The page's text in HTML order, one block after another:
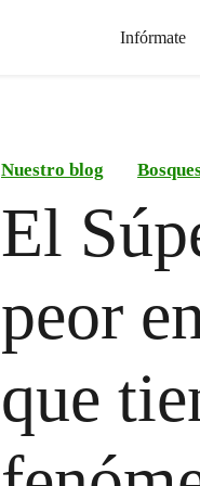
Infórmate
Nuestro blog
El
peor
que